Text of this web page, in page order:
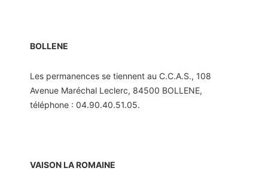
BOLLENE
Les permanences se tiennent au C.C.A.S., 108
Avenue Maréchal Leclerc, 84500 BOLLENE,
téléphone : 04.90.40.51.05.
VAISON LA ROMAINE